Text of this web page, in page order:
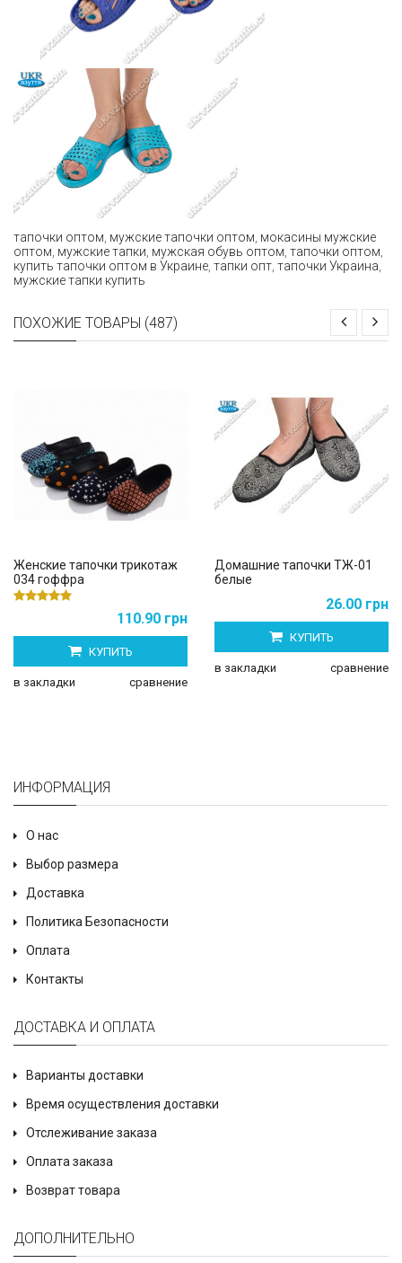
тапочки оптом мужские тапочки оптом мокасины мужские
оптом мужские тапки мужская обувь оптом тапочки оптом
купить тапочки оптом в Украине тапки опт тапочки Украина
мужские тапки купить
ПОХОЖИЕ ТОВАРЫ (487)
Женские тапочки трикотаж
034 гоффра
110.90 грн
КУПИТЬ
в закладки сравнение
Домашние тапочки ТЖ-01
белые
26.00 грн
КУПИТЬ
в закладки сравнение
ИНФОРМАЦИЯ
О нас
Выбор размера
Доставка
Политика Безопасности
Оплата
Контакты
ДОСТАВКА И ОПЛАТА
Варианты доставки
Время осуществления доставки
Отслеживание заказа
Оплата заказа
Возврат товара
ДОПОЛНИТЕЛЬНО